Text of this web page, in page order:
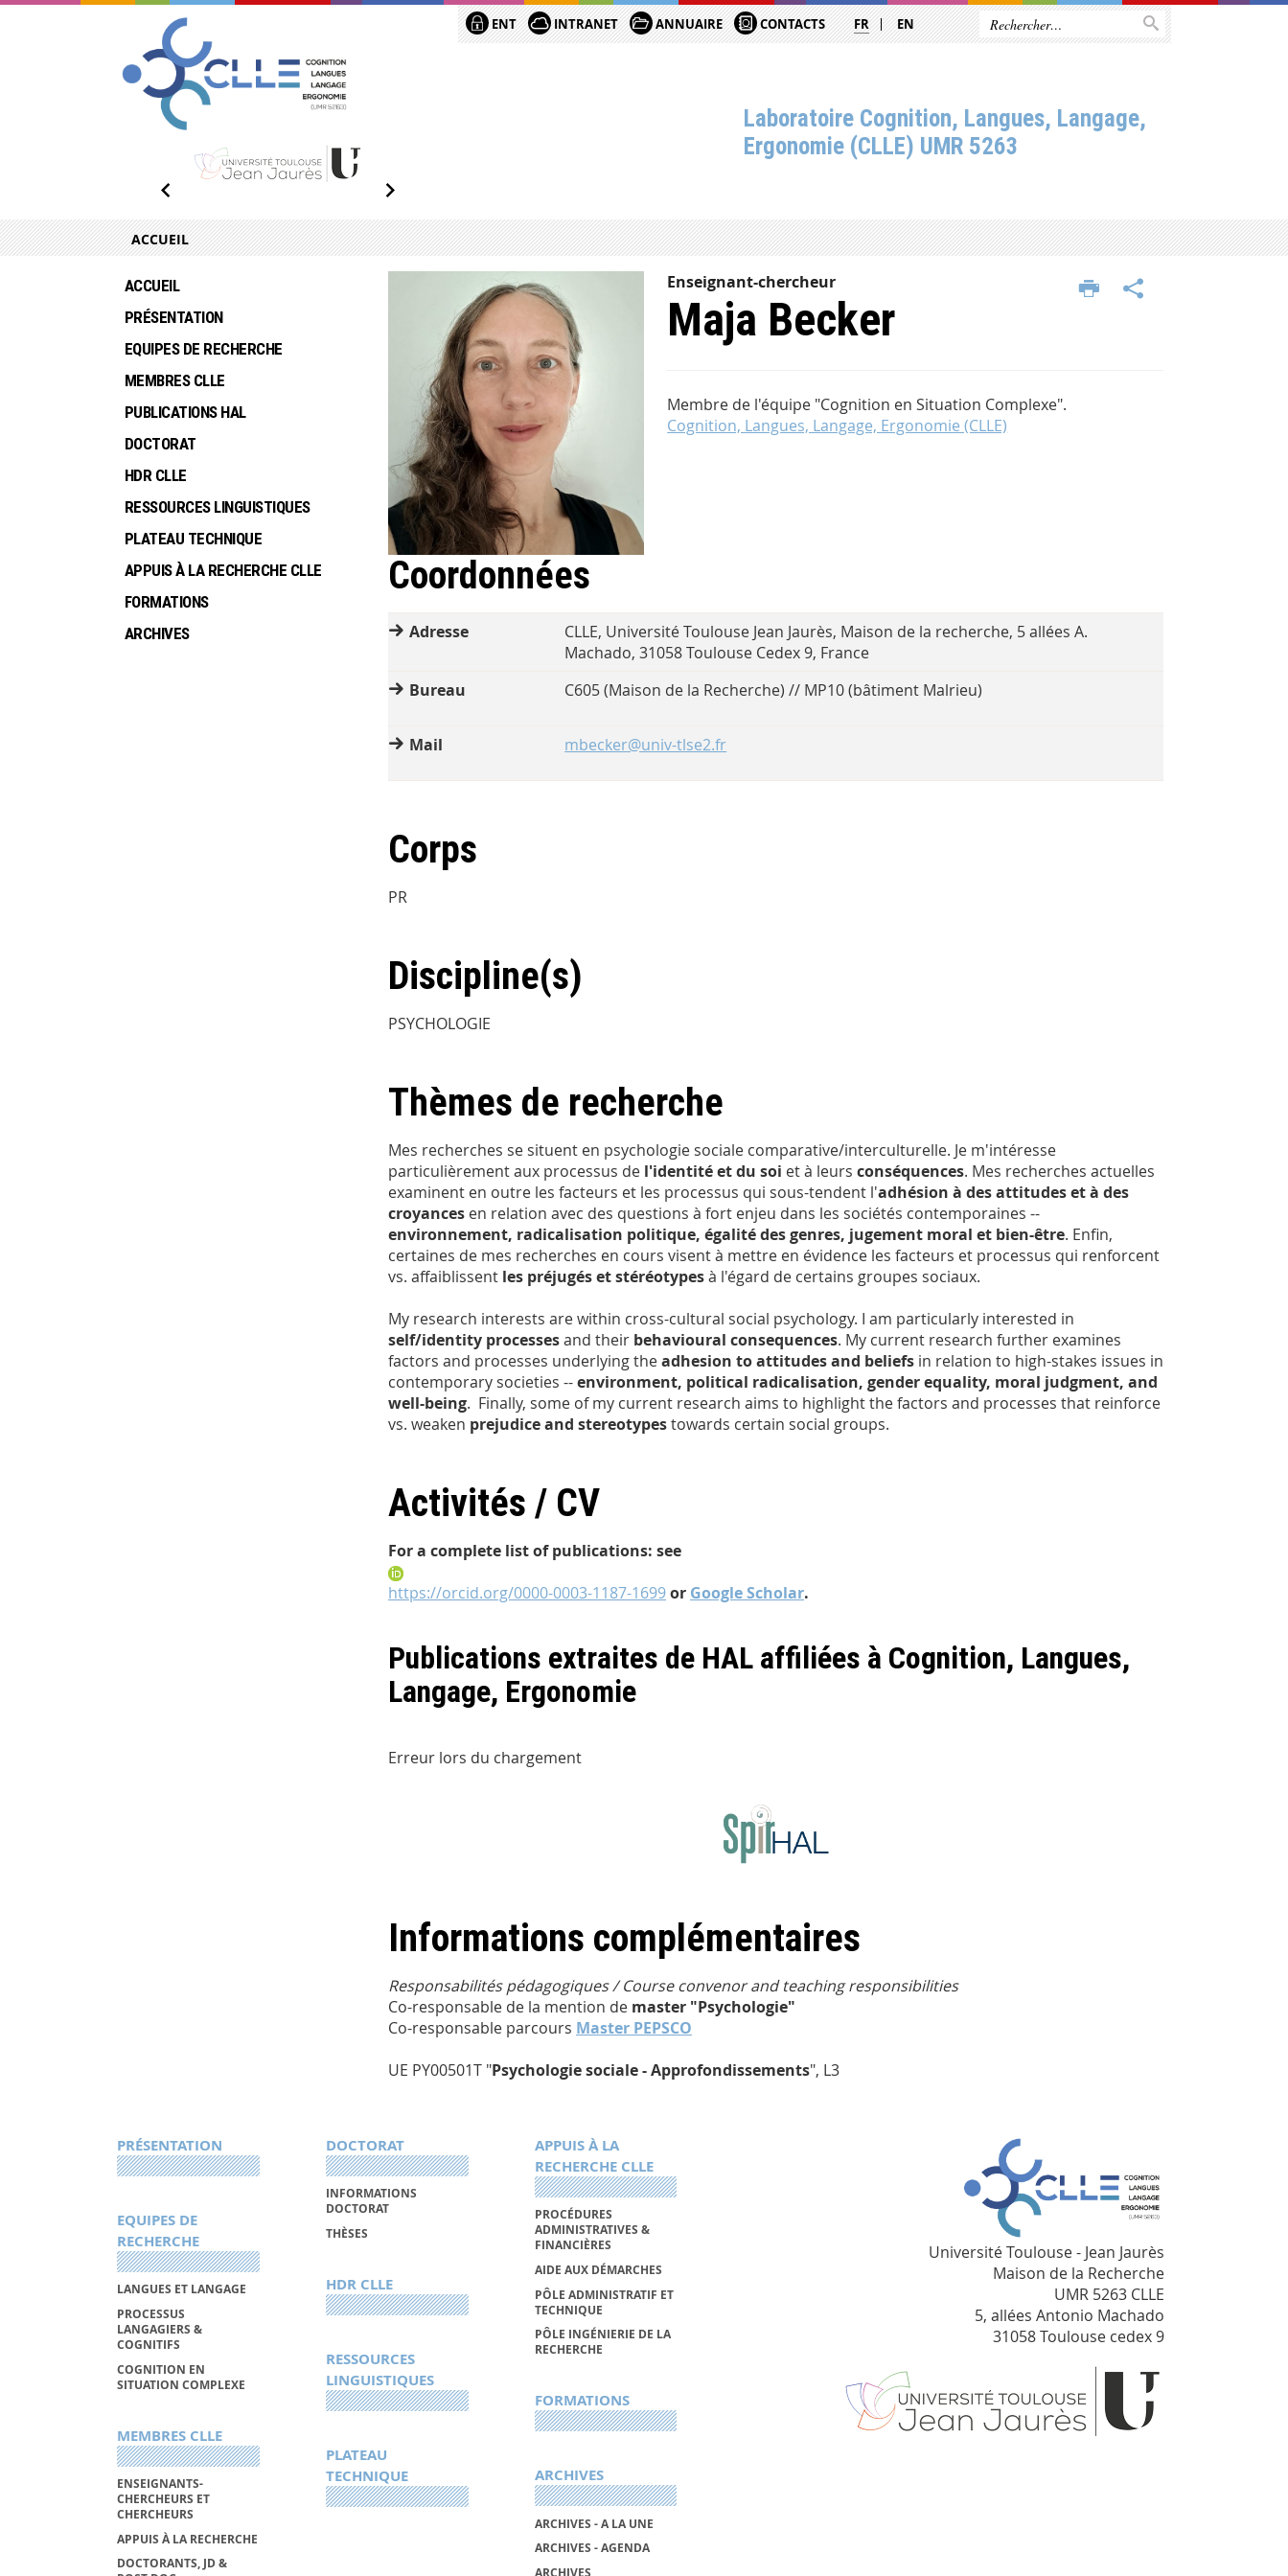
ENT INTRANET ANNUAIRE CONTACTS FR EN
Laboratoire Cognition, Langues, Langage,
Ergonomie (CLLE) UMR 5263
ACCUEIL
Enseignant-chercheur
Maja Becker
Membre de l'équipe "Cognition en Situation Complexe".
Cognition, Langues, Langage, Ergonomie (CLLE)
Coordonnées
Adresse
CLLE, Université Toulouse Jean Jaurès, Maison de la recherche, 5 allées A.
Machado, 31058 Toulouse Cedex 9, France
Bureau
C605 (Maison de la Recherche) // MP10 (bâtiment Malrieu)
Mail mbecker@univ-tlse2.fr
Corps
PR
Discipline(s)
PSYCHOLOGIE
Thèmes de recherche
Mes recherches se situent en psychologie sociale comparative/interculturelle. Je m'intéresse
particulièrement aux processus de l'identité et du soi et à leurs conséquences. Mes recherches actuelles
examinent en outre les facteurs et les processus qui sous-tendent l'adhésion à des attitudes et à des
croyances en relation avec des questions à fort enjeu dans les sociétés contemporaines --
environnement, radicalisation politique, égalité des genres, jugement moral et bien-être. Enfin,
certaines de mes recherches en cours visent à mettre en évidence les facteurs et processus qui renforcent
vs. affaiblissent les préjugés et stéréotypesà l'égard de certains groupes sociaux.
My research interests are within cross-cultural social psychology. I am particularly interested in
self/identity processesand their behavioural consequences. My current research further examines
factors and processes underlying theadhesion to attitudes and beliefs in relation to high-stakes issues in
contemporary societies --environment, political radicalisation, gender equality, moral judgment, and
well-being. Finally, some of my current research aims to highlight the factors and processes that reinforce
vs. weaken prejudice and stereotypestowards certain social groups.
Activités / CV
For a complete list of publications: see
https://orcid.org/0000-0003-1187-1699or Google Scholar.
Publications extraites de HAL affiliées à Cognition, Langues,
Langage, Ergonomie
Erreur lors du chargement
Informations complémentaires
Responsabilités pédagogiques / Course convenor and teaching responsibilities
Co-responsable de la mention de master "Psychologie"
Co-responsable parcours Master PEPSCO
UE PY00501T "Psychologie sociale - Approfondissements", L3
ACCUEIL
PRÉSENTATION
EQUIPES DE RECHERCHE
MEMBRES CLLE
PUBLICATIONS HAL
DOCTORAT
HDR CLLE
RESSOURCES LINGUISTIQUES
PLATEAU TECHNIQUE
APPUIS À LA RECHERCHE CLLE
FORMATIONS
ARCHIVES
PRÉSENTATION
EQUIPES DE
RECHERCHE
LANGUES ET LANGAGE
PROCESSUS
LANGAGIERS &
COGNITIFS
COGNITION EN
SITUATION COMPLEXE
MEMBRES CLLE
ENSEIGNANTS-
CHERCHEURS ET
CHERCHEURS
APPUIS À LA RECHERCHE
DOCTORANTS, JD &
DOCTORAT
INFORMATIONS
DOCTORAT
THÈSES
HDR CLLE
RESSOURCES
LINGUISTIQUES
PLATEAU
TECHNIQUE
APPUIS À LA
RECHERCHE CLLE
PROCÉDURES
ADMINISTRATIVES &
FINANCIÈRES
AIDE AUX DÉMARCHES
PÔLE ADMINISTRATIF ET
TECHNIQUE
PÔLE INGÉNIERIE DE LA
RECHERCHE
FORMATIONS
ARCHIVES
ARCHIVES - A LA UNE
ARCHIVES - AGENDA
ARCHIVES
Université Toulouse - Jean Jaurès
Maison de la Recherche
UMR 5263 CLLE
5, allées Antonio Machado
31058 Toulouse cedex 9